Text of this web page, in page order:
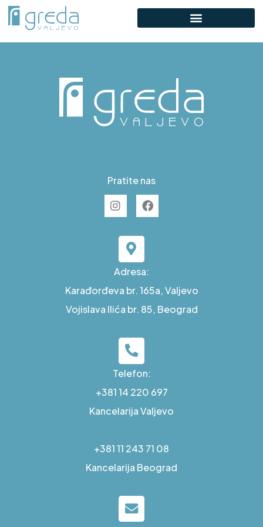
F S25
Pratite nas
Adresa:
Karađorđeva br. 165a, Valjevo
Vojislava Ilića br. 85, Beograd
Telefon:
+381 14 220 697
Kancelarija Valjevo
+381 11 243 71 08
Kancelarija Beograd